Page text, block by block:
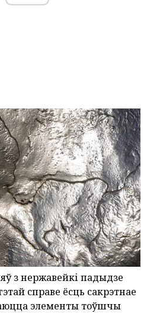
з нержавейкі падыдзе
справе ёсць сакрэтнае
элементы тоўшчы